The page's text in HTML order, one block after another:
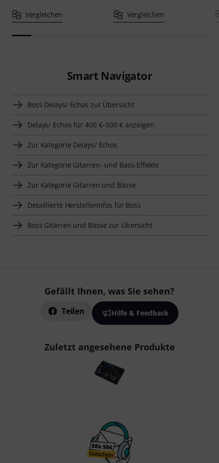
Vergleichen Vergleichen
Smart Navigator
Boss Delays/ Echos zur Übersicht
Delays/ Echos für 400 €–500 € anzeigen
Zur Kategorie Delays/ Echos
Zur Kategorie Gitarren- und Bass-Effekte
Zur Kategorie Gitarren und Bässe
Detaillierte Herstellerinfos für Boss
Boss Gitarren und Bässe zur Übersicht
Gefällt Ihnen, was Sie sehen?
Teilen Hilfe & Feedback
Zuletzt angesehene Produkte